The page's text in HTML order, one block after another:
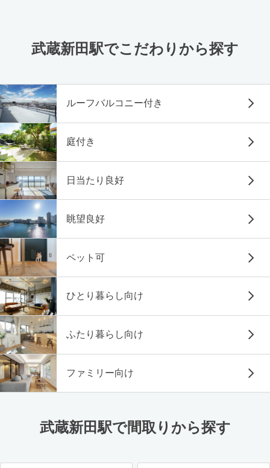
武蔵新田駅でこだわりから探す
ルーフバルコニー付き
庭付き
日当たり良好
眺望良好
ペット可
ひとり暮らし向け
ふたり暮らし向け
ファミリー向け
武蔵新田駅で間取りから探す